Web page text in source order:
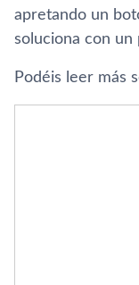
apretando un
soluciona con un
Podéis leer más